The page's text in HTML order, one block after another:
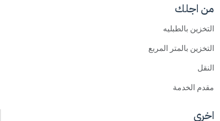
من اجلك
التخزين بالطبليه
التخزين بالمتر المربع
النقل
مقدم الخدمة
اخرى